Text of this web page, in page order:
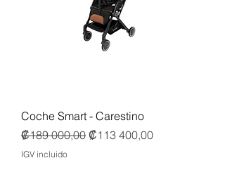
Coche Smart - Carestino
Precio
₡189 000,00 Precio de oferta
₡113 400,00
IGV incluido